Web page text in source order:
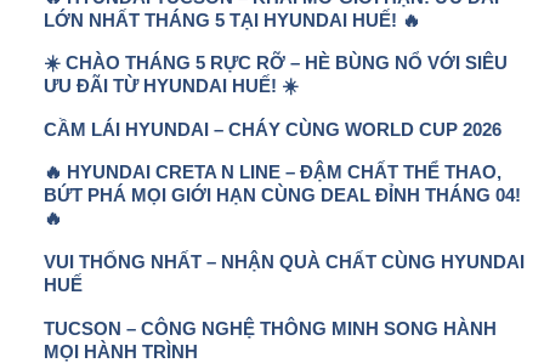
LỚN NHẤT THÁNG 5 TẠI HYUNDAI HUẾ! 🔥
☀️ CHÀO THÁNG 5 RỰC RỠ – HÈ BÙNG NỔ VỚI SIÊU
ƯU ĐÃI TỪ HYUNDAI HUẾ! ☀️
CẦM LÁI HYUNDAI – CHÁY CÙNG WORLD CUP 2026
🔥 HYUNDAI CRETA N LINE – ĐẬM CHẤT THỂ THAO,
BỨT PHÁ MỌI GIỚI HẠN CÙNG DEAL ĐỈNH THÁNG 04!
🔥
VUI THỐNG NHẤT – NHẬN QUÀ CHẤT CÙNG HYUNDAI
HUẾ
TUCSON – CÔNG NGHỆ THÔNG MINH SONG HÀNH
MỌI HÀNH TRÌNH